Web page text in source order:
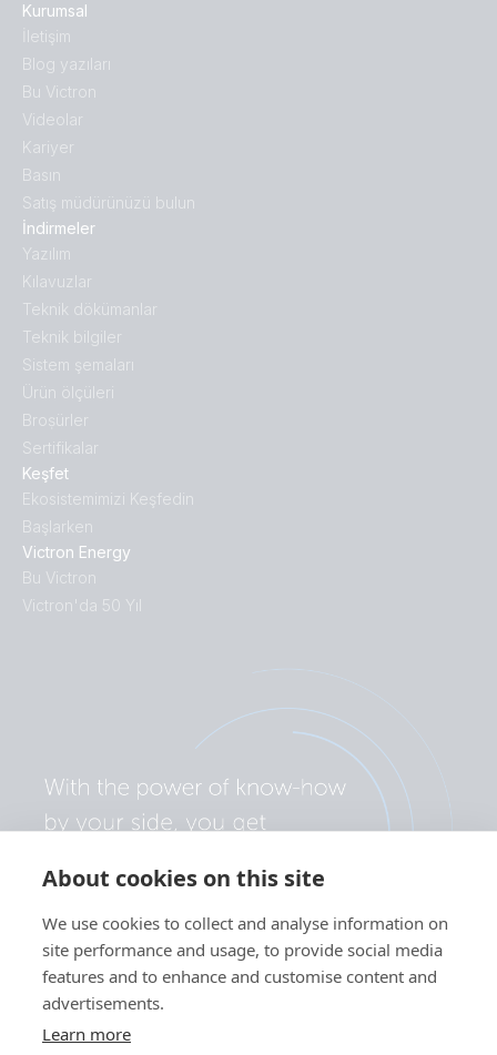
About cookies on this site
We use cookies to collect and analyse information on
site performance and usage, to provide social media
features and to enhance and customise content and
advertisements.
Learn more
Keşfet
Ekosistemimizi Keşfedin
Başlarken
Victron Energy
Bu Victron
Victron'da 50 Yıl
İndirmeler
Yazılım
Kılavuzlar
Teknik dökümanlar
Teknik bilgiler
Sistem şemaları
Ürün ölçüleri
Broṣürler
Sertifikalar
Kurumsal
İletişim
Blog yazıları
Bu Victron
Videolar
Kariyer
Basın
Satış müdürünüzü bulun